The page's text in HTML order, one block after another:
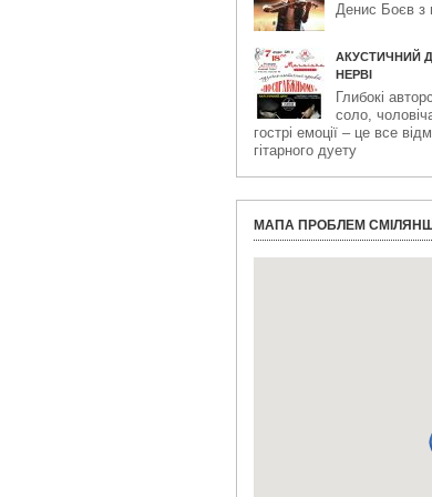
Денис Боєв з
АКУСТИЧНИЙ
НЕРВІ
Глибокі
соло,
гострі емоції – це все
гітарного дуету
МАПА ПРОБЛЕМ